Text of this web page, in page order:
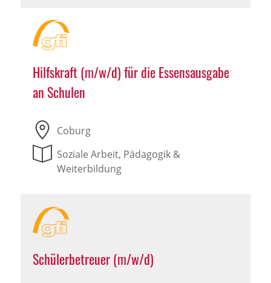
Hilfskraft (m/w/d) für die Essensausgabe
an Schulen
Coburg
Soziale Arbeit, Pädagogik &
Weiterbildung
Schülerbetreuer (m/w/d)